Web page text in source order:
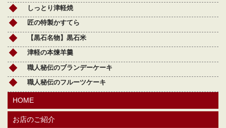
しっとり津軽焼
匠の特製かすてら
【黒石名物】黒石米
津軽の本煉羊羹
職人秘伝のブランデーケーキ
職人秘伝のフルーツケーキ
HOME
お店のご紹介